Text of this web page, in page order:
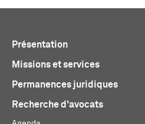
Présentation
Missions et services
Permanences juridiques
Recherche d'avocats